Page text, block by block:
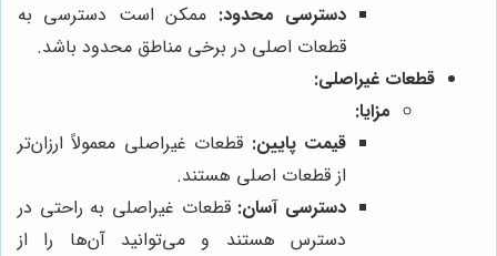
دسترسی محدود: ممکن است دسترسی به
قطعات اصلی در برخی مناطق محدود باشد.
قطعات غیراصلی:
مزایا:
قیمت پایین: قطعات غیراصلی معمولاً ارزان‌تر
از قطعات اصلی هستند.
دسترسی آسان: قطعات غیراصلی به راحتی در
دسترس هستند و می‌توانید آن‌ها را از